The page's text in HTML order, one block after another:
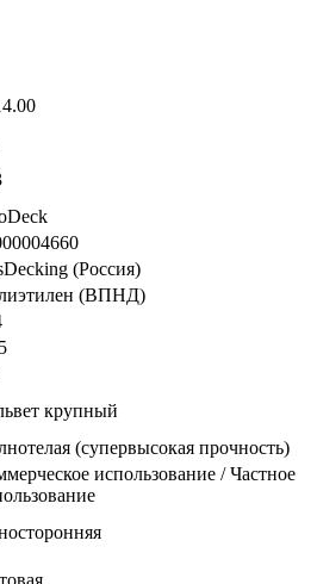
(Россия)
(ВПНД)
крупный
(супервысокая прочность)
использование / Частное